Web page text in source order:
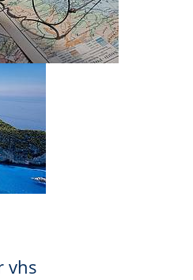
vhs